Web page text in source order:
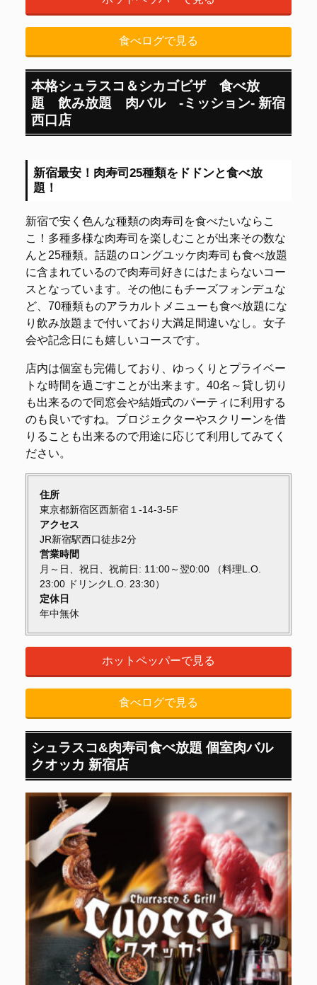
食べログで見る
本格シュラスコ＆シカゴビザ 食べ放
題 飲み放題 肉バル -ミッション- 新宿
西口店
新宿最安！肉寿司25種類をドドンと食べ放
題！
新宿で安く色んな種類の肉寿司を食べたいならこ
こ！多種多様な肉寿司を楽しむことが出来その数な
んと25種類。話題のロングユッケ肉寿司も食べ放題
に含まれているので肉寿司好きにはたまらないコー
スとなっています。その他にもチーズフォンデュな
ど、70種類ものアラカルトメニューも食べ放題にな
り飲み放題まで付いており大満足間違いなし。女子
会や記念日にも嬉しいコースです。
店内は個室も完備しており、ゆっくりとプライベー
トな時間を過ごすことが出来ます。40名～貸し切り
も出来るので同窓会や結婚式のパーティに利用する
のも良いですね。プロジェクターやスクリーンを借
りることも出来るので用途に応じて利用してみてく
ださい。
住所
東京都新宿区西新宿１-14-3-5F
アクセス
JR新宿駅西口徒歩2分
営業時間
月～日、祝日、祝前日: 11:00～翌0:00 （料理L.O.
23:00 ドリンクL.O. 23:30）
定休日
年中無休
ホットペッパーで見る
食べログで見る
シュラスコ&肉寿司食べ放題 個室肉バル
クオッカ 新宿店